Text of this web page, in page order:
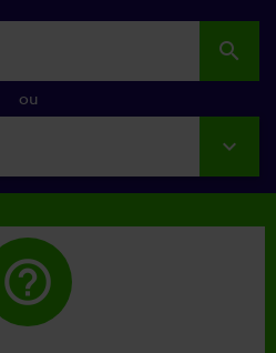
search
ou
help_outline